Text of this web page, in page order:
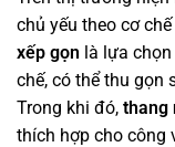
chủ yếu theo cơ
xếp gọn là lựa
chế, có thể thu gọn
Trong khi đó, thang
thích hợp cho công